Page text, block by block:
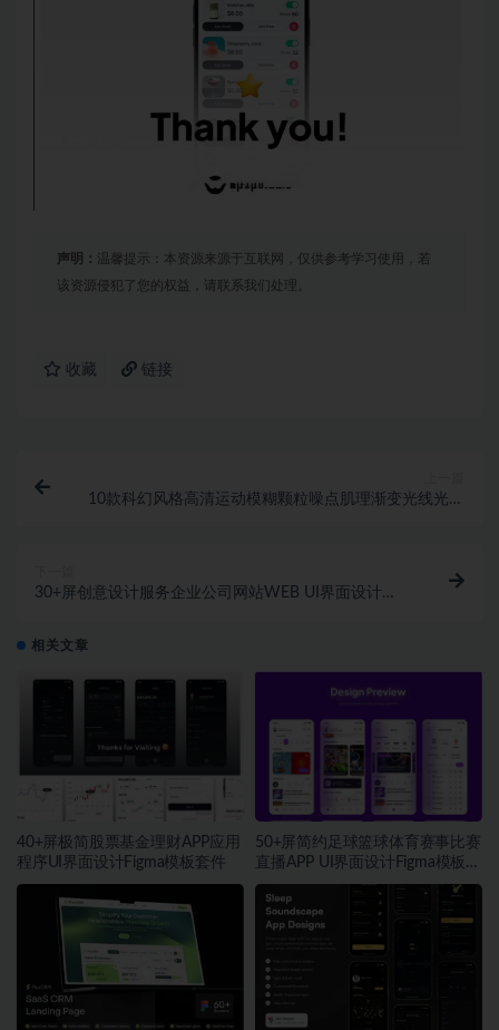
声明： 温馨提示：本资源来源于互联网，仅供参考学习使用，若
该资源侵犯了您的权益，请联系我们处理。
收藏 链接
10款科幻风格高清运动模糊颗粒噪点肌理渐变光线光迹
30+屏创意设计服务企业公司网站WEB UI界面设计
相关文章
40+屏极简股票基金理财APP应用
程序UI界面设计Figma模板套件
50+屏简约足球篮球体育赛事比赛
直播APP UI界面设计Figma模板套
件